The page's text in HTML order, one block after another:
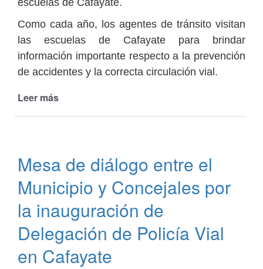
escuelas de Cafayate.
Como cada año, los agentes de tránsito visitan
las escuelas de Cafayate para brindar
información importante respecto a la prevención
de accidentes y la correcta circulación vial.
Leer más
escuelas
Mesa de diálogo entre el
Municipio y Concejales por
la inauguración de
Delegación de Policía Vial
en Cafayate